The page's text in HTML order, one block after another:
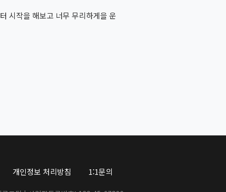
시작을 해보고 너무 무리하게을 운
개인정보 처리방침 1:1문의